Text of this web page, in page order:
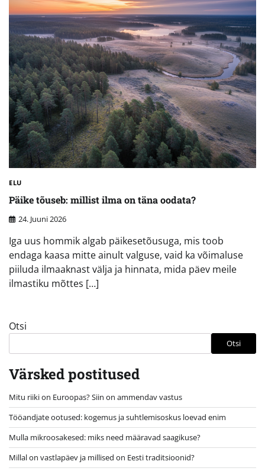
ELU
Päike tõuseb: millist ilma on täna oodata?
24. Juuni 2026
Iga uus hommik algab päikesetõusuga, mis toob
endaga kaasa mitte ainult valguse, vaid ka võimaluse
piiluda ilmaaknast välja ja hinnata, mida päev meile
ilmastiku mõttes […]
Otsi
Otsi
Värsked postitused
Mitu riiki on Euroopas? Siin on ammendav vastus
Tööandjate ootused: kogemus ja suhtlemisoskus loevad enim
Mulla mikroosakesed: miks need määravad saagikuse?
Millal on vastlapäev ja millised on Eesti traditsioonid?